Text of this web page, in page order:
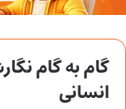
گام به گام
انسانی